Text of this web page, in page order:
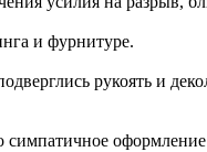
и фурнитуре.
рукоять и
симпатичное